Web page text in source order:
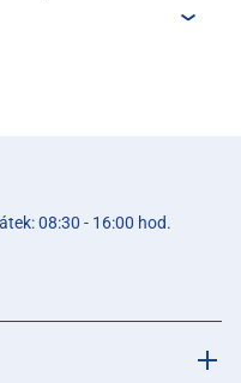
08:30 - 16:00 hod.